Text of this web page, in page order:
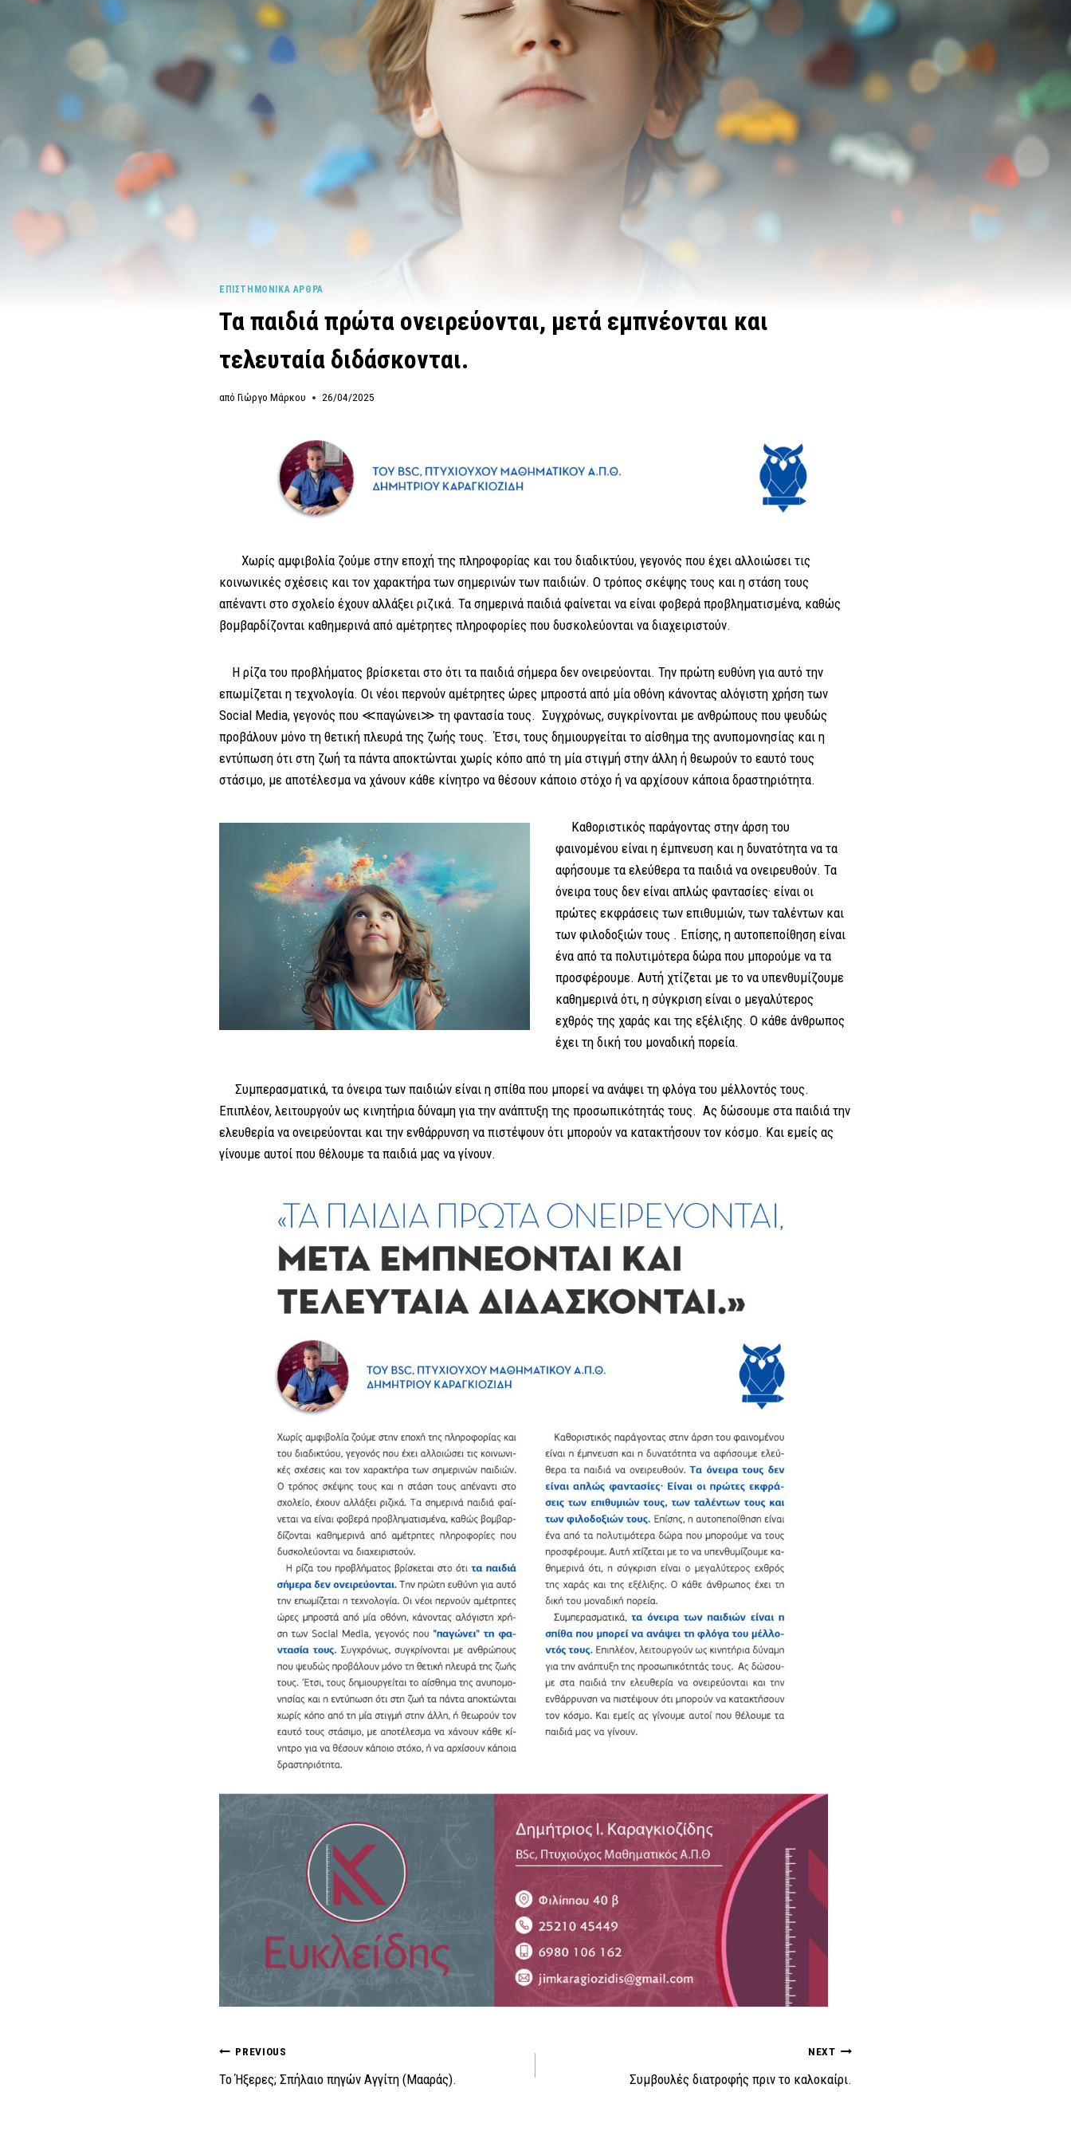
ΕΠΙΣΤΗΜΟΝΙΚΆ ΆΡΘΡΑ
Τα παιδιά πρώτα ονειρεύονται, μετά εμπνέονται και
τελευταία διδάσκονται.
από Γιώργο Μάρκου 26/04/2025
Χωρίς αμφιβολία ζούμε στην εποχή της πληροφορίας και του διαδικτύου, γεγονός που έχει αλλοιώσει τις
κοινωνικές σχέσεις και τον χαρακτήρα των σημερινών των παιδιών. Ο τρόπος σκέψης τους και η στάση τους
απέναντι στο σχολείο έχουν αλλάξει ριζικά. Τα σημερινά παιδιά φαίνεται να είναι φοβερά προβληματισμένα, καθώς
βομβαρδίζονται καθημερινά από αμέτρητες πληροφορίες που δυσκολεύονται να διαχειριστούν.
Η ρίζα του προβλήματος βρίσκεται στο ότι τα παιδιά σήμερα δεν ονειρεύονται. Την πρώτη ευθύνη για αυτό την
επωμίζεται η τεχνολογία. Οι νέοι περνούν αμέτρητες ώρες μπροστά από μία οθόνη κάνοντας αλόγιστη χρήση των
Social Media, γεγονός που ≪παγώνει≫ τη φαντασία τους. Συγχρόνως, συγκρίνονται με ανθρώπους που ψευδώς
προβάλουν μόνο τη θετική πλευρά της ζωής τους. Έτσι, τους δημιουργείται το αίσθημα της ανυπομονησίας και η
εντύπωση ότι στη ζωή τα πάντα αποκτώνται χωρίς κόπο από τη μία στιγμή στην άλλη ή θεωρούν το εαυτό τους
στάσιμο, με αποτέλεσμα να χάνουν κάθε κίνητρο να θέσουν κάποιο στόχο ή να αρχίσουν κάποια δραστηριότητα.
Καθοριστικός παράγοντας στην άρση του
φαινομένου είναι η έμπνευση και η δυνατότητα να τα
αφήσουμε τα ελεύθερα τα παιδιά να ονειρευθούν. Τα
όνειρα τους δεν είναι απλώς φαντασίες· είναι οι
πρώτες εκφράσεις των επιθυμιών, των ταλέντων και
των φιλοδοξιών τους . Επίσης, η αυτοπεποίθηση είναι
ένα από τα πολυτιμότερα δώρα που μπορούμε να τα
προσφέρουμε. Αυτή χτίζεται με το να υπενθυμίζουμε
καθημερινά ότι, η σύγκριση είναι ο μεγαλύτερος
εχθρός της χαράς και της εξέλιξης. Ο κάθε άνθρωπος
έχει τη δική του μοναδική πορεία.
Συμπερασματικά, τα όνειρα των παιδιών είναι η σπίθα που μπορεί να ανάψει τη φλόγα του μέλλοντός τους.
Επιπλέον, λειτουργούν ως κινητήρια δύναμη για την ανάπτυξη της προσωπικότητάς τους. Ας δώσουμε στα παιδιά την
ελευθερία να ονειρεύονται και την ενθάρρυνση να πιστέψουν ότι μπορούν να κατακτήσουν τον κόσμο. Και εμείς ας
γίνουμε αυτοί που θέλουμε τα παιδιά μας να γίνουν.
Πλοήγηση
άρθρων
PREVIOUS
Το Ήξερες; Σπήλαιο πηγών Αγγίτη (Μααράς).
NEXT
Συμβουλές διατροφής πριν το καλοκαίρι.